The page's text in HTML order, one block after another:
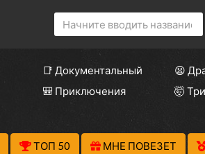
📑 Документальный
😫
🎒 Приключения
🤯
ТОП 50 МНЕ ПОВЕЗЕТ